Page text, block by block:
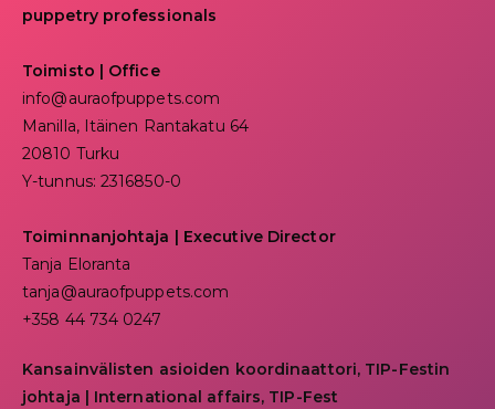
puppetry professionals
Toimisto | Office
info@auraofpuppets.com
Manilla, Itäinen Rantakatu 64
20810 Turku
Y-tunnus: 2316850-0
Toiminnanjohtaja | Executive Director
Tanja Eloranta
tanja@auraofpuppets.com
+358 44 734 0247
Kansainvälisten asioiden koordinaattori, TIP-Festin
johtaja | International affairs, TIP-Fest